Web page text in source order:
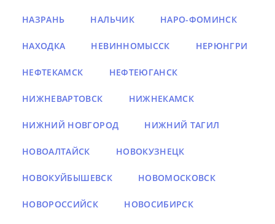
НАЗРАНЬ НАЛЬЧИК НАРО-ФОМИНСК
НАХОДКА НЕВИННОМЫССК НЕРЮНГРИ
НЕФТЕКАМСК НЕФТЕЮГАНСК
НИЖНЕВАРТОВСК НИЖНЕКАМСК
НИЖНИЙ НОВГОРОД НИЖНИЙ ТАГИЛ
НОВОАЛТАЙСК НОВОКУЗНЕЦК
НОВОКУЙБЫШЕВСК НОВОМОСКОВСК
НОВОРОССИЙСК НОВОСИБИРСК